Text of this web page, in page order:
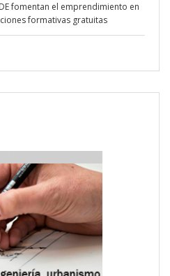
fomentan el emprendimiento en
formativas gratuitas